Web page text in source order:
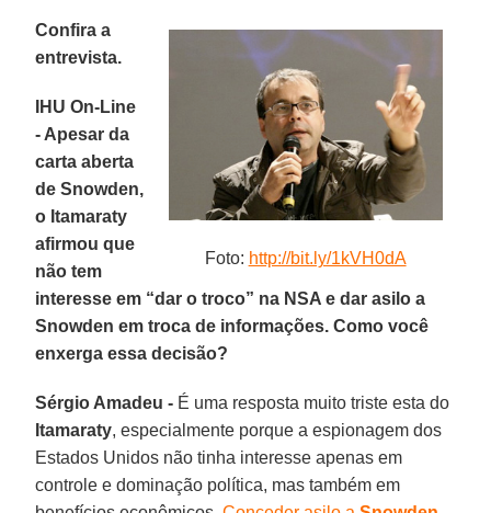
Foto: http://bit.ly/1kVH0dA
Confira a
entrevista.
IHU On-Line
- Apesar da
carta aberta
de Snowden,
o Itamaraty
afirmou que
não tem
interesse em “dar o troco” na NSA e dar asilo a
Snowden em troca de informações. Como você
enxerga essa decisão?
Sérgio Amadeu - É uma resposta muito triste esta do
Itamaraty, especialmente porque a espionagem dos
Estados Unidos não tinha interesse apenas em
controle e dominação política, mas também em